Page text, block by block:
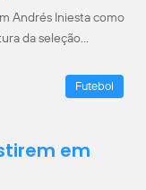
Andrés Iniesta como
da seleção…
Futebol
em